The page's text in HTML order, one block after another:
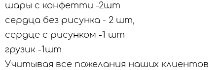
шары с конфетти -2шт
сердца без рисунка - 2 шт,
сердце с рисунком -1 шт
грузик -1шт
Учитывая все пожелания наших клиентов